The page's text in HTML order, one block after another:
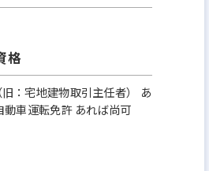
格
：宅地建物取引主任者） あ
動車運転免許 あれば尚可